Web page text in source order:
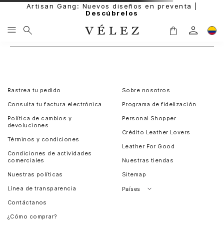
Artisan Gang: Nuevos diseños en preventa |
Descúbrelos
Rastrea tu pedido
Consulta tu factura electrónica
Política de cambios y
devoluciones
Términos y condiciones
Condiciones de actividades
comerciales
Nuestras políticas
Línea de transparencia
Contáctanos
¿Cómo comprar?
Sobre nosotros
Programa de fidelización
Personal Shopper
Crédito Leather Lovers
Leather For Good
Nuestras tiendas
Sitemap
Países